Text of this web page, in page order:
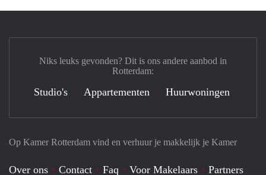
Op Kamer Rotterdam vind en verhuur je makkelijk je Kamer
Over ons Contact Faq Voor Makelaars Partners
Niks leuks gevonden? Dit is ons andere aanbod in
Rotterdam:
Studio's Appartementen Huurwoningen